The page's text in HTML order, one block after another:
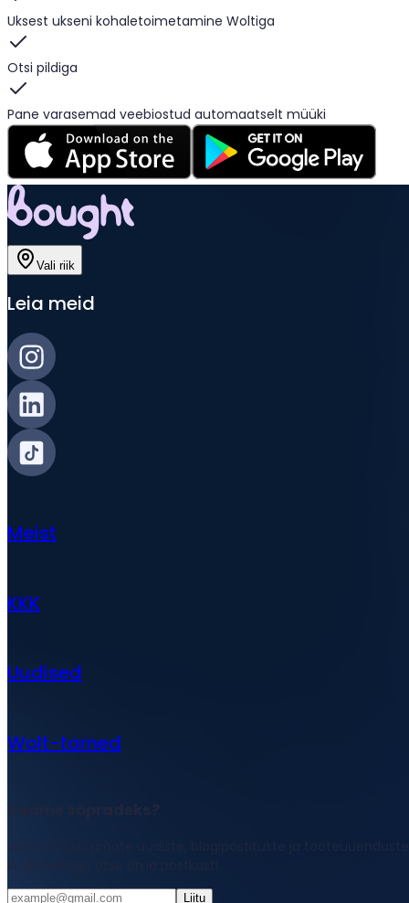
Uksest ukseni kohaletoimetamine Woltiga
Otsi pildiga
Pane varasemad veebiostud automaatselt müüki
Vali riik
Leia meid
Meist
KKK
Uudised
Wolt-tarned
Liitu